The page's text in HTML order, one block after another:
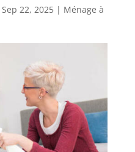
Sep 22, 2025| Ménage à